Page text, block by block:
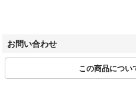
EAR SHOP、数々の ANTIQUE
▼特商法
https://fril.jp/ts/official/law/tan/
お問い合わせ
この商品につい